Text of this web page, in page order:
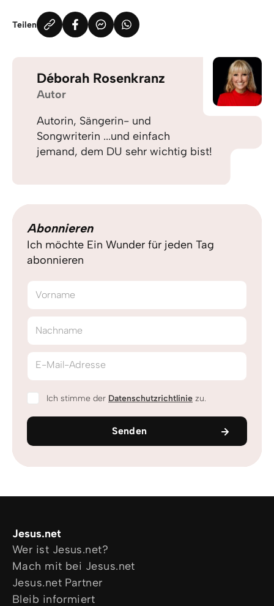
Teilen
Déborah Rosenkranz
Autor
Autorin, Sängerin- und
Songwriterin ...und einfach
jemand, dem DU sehr wichtig bist!
Abonnieren
Ich möchte Ein Wunder für jeden Tag
abonnieren
Vorname
Nachname
E-Mail-Adresse
Ich stimme der Datenschutzrichtlinie zu.
Senden
Jesus.net
Wer ist Jesus.net?
Mach mit bei Jesus.net
Jesus.net Partner
Bleib informiert